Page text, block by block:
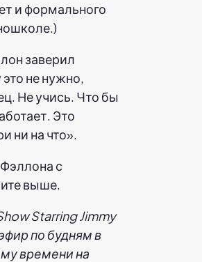
и формального
заверил
не нужно,
Не учись. Что бы
Это
ни на что».
с
выше.
Starring Jimmy
по будням в
времени на